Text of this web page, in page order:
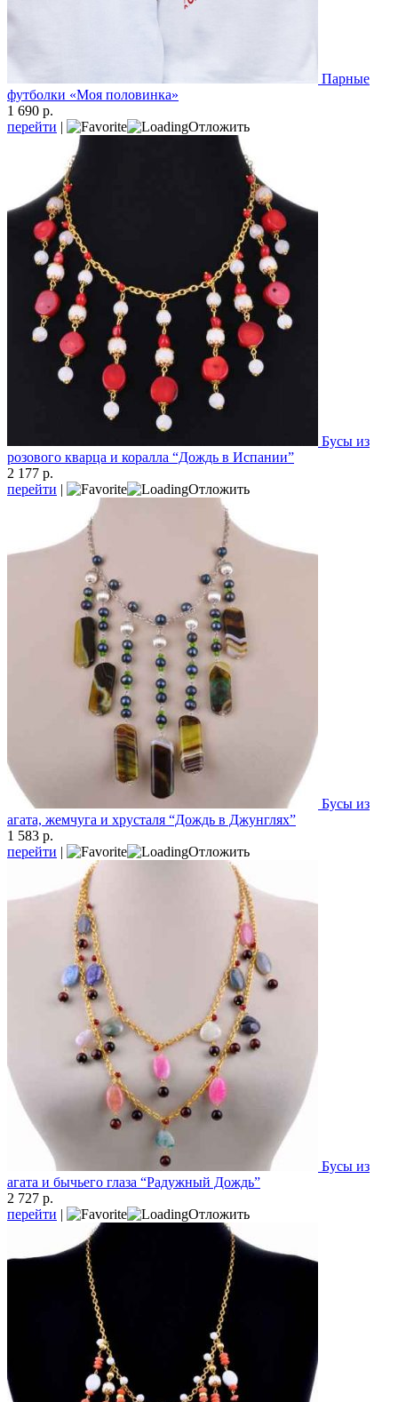
Парные
футболки «Моя половинка»
1 690 р.
перейти | Отложить
Бусы из
розового кварца и коралла “Дождь в Испании”
2 177 р.
перейти | Отложить
Бусы из
агата, жемчуга и хрусталя “Дождь в Джунглях”
1 583 р.
перейти | Отложить
Бусы из
агата и бычьего глаза “Радужный Дождь”
2 727 р.
перейти | Отложить